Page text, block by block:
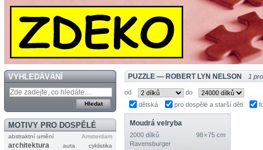
VYHLEDÁVÁNÍ
MOTIVY PRO DOSPĚLÉ
abstraktní umění Amsterdam
architektura auta
cyklistika
PUZZLE — ROBERT LYN NELSON 1
od
do
dětská
pro dospělé a starší děti
Moudrá velryba
2000 dílků
98 × 75 cm
Ravensburger